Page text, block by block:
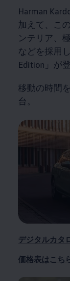
Harman
加えて、こ
ンテリア、
などを採用
Edition」が登
移動の時間
台。
デジタルカタ
価格表はこち